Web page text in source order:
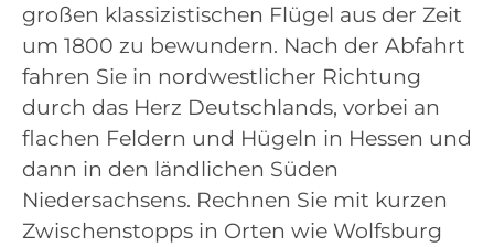
großen klassizistischen Flügel aus der Zeit
um 1800 zu bewundern. Nach der Abfahrt
fahren Sie in nordwestlicher Richtung
durch das Herz Deutschlands, vorbei an
flachen Feldern und Hügeln in Hessen und
dann in den ländlichen Süden
Niedersachsens. Rechnen Sie mit kurzen
Zwischenstopps in Orten wie Wolfsburg